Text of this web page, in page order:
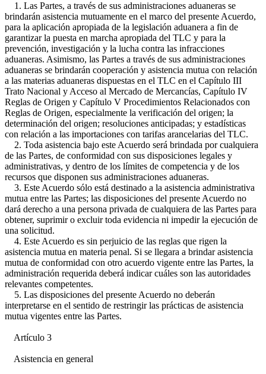
1. Las Partes, a través de sus administraciones aduaneras se
brindarán asistencia mutuamente en el marco del presente Acuerdo,
para la aplicación apropiada de la legislación aduanera a fin de
garantizar la puesta en marcha apropiada del TLC y para la
prevención, investigación y la lucha contra las infracciones
aduaneras. Asimismo, las Partes a través de sus administraciones
aduaneras se brindarán cooperación y asistencia mutua con relación
a las materias aduaneras dispuestas en el TLC en el Capítulo III
Trato Nacional y Acceso al Mercado de Mercancías, Capítulo IV
Reglas de Origen y Capítulo V Procedimientos Relacionados con
Reglas de Origen, especialmente la verificación del origen; la
determinación del origen; resoluciones anticipadas; y estadísticas
con relación a las importaciones con tarifas arancelarias del TLC.
2. Toda asistencia bajo este Acuerdo será brindada por cualquiera
de las Partes, de conformidad con sus disposiciones legales y
administrativas, y dentro de los límites de competencia y de los
recursos que disponen sus administraciones aduaneras.
3. Este Acuerdo sólo está destinado a la asistencia administrativa
mutua entre las Partes; las disposiciones del presente Acuerdo no
dará derecho a una persona privada de cualquiera de las Partes para
obtener, suprimir o excluir toda evidencia ni impedir la ejecución de
una solicitud.
4. Este Acuerdo es sin perjuicio de las reglas que rigen la
asistencia mutua en materia penal. Si se llegara a brindar asistencia
mutua de conformidad con otro acuerdo vigente entre las Partes, la
administración requerida deberá indicar cuáles son las autoridades
relevantes competentes.
5. Las disposiciones del presente Acuerdo no deberán
interpretarse en el sentido de restringir las prácticas de asistencia
mutua vigentes entre las Partes.
Artículo 3
Asistencia en general